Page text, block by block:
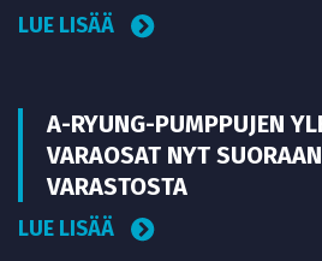
LUE LISÄÄ
A-RYUNG-PUMPPUJEN
VARAOSAT NYT
VARASTOSTA
LUE LISÄÄ